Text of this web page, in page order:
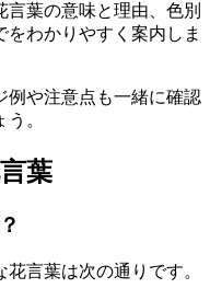
葉の意味と理由、色別
わかりやすく案内しま
例や注意点も一緒に確認
。
葉
言葉は次の通りです。